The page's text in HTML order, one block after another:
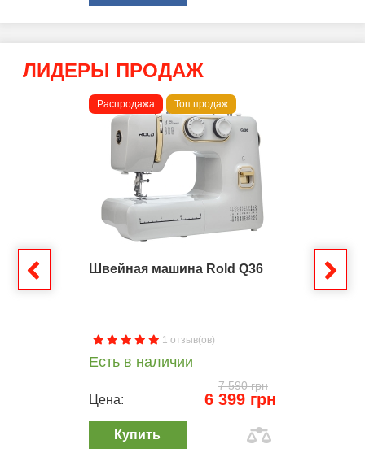
ЛИДЕРЫ ПРОДАЖ
Распродажа Топ продаж
Швейная машина Rold Q36
1 отзыв(ов)
Есть в наличии
7 590 грн
Цена: 6 399 грн
Купить